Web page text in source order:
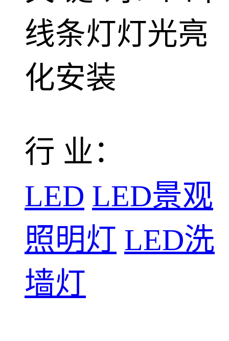
线条灯灯光亮
化安装
行 业：
LED LED景观
照明灯 LED洗
墙灯